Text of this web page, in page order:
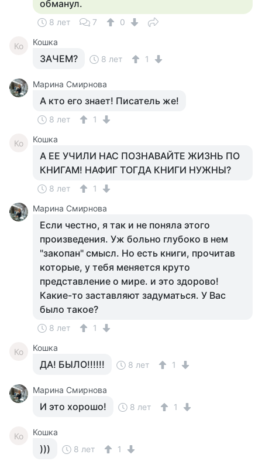
обманул.
8 лет 7 0
Ко Кошка
ЗАЧЕМ? 8 лет 1
Марина Смирнова
А кто его знает! Писатель же!
8 лет 1
Ко Кошка
А ЕЕ УЧИЛИ НАС ПОЗНАВАЙТЕ ЖИЗНЬ ПО
КНИГАМ! НАФИГ ТОГДА КНИГИ НУЖНЫ?
8 лет
1
Марина Смирнова
Если честно, я так и не поняла этого
произведения. Уж больно глубоко в нем
"закопан" смысл. Но есть книги, прочитав
которые, у тебя меняется круто
представление о мире. и это здорово!
Какие-то заставляют задуматься. У Вас
было такое?
8 лет 1
Ко Кошка
ДА! БЫЛО!!!!!! 8 лет 1
Марина Смирнова
И это хорошо! 8 лет 1
Ко Кошка
))) 8 лет 1